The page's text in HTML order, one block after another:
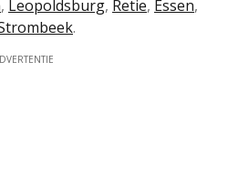
, Leopoldsburg, Retie, Essen,
.